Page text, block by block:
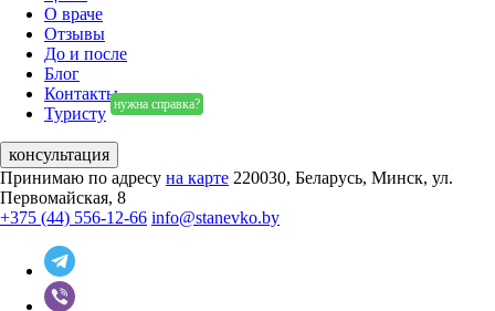
О враче
Отзывы
До и после
Блог
Контакты
Туристу нужна справка?
консультация
Принимаю по адресу на карте 220030, Беларусь, Минск, ул.
Первомайская, 8
+375 (44) 556-12-66 info@stanevko.by